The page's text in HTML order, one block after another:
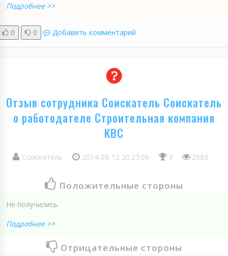
Подробнее >>
0 0 Добавить комментарий
Отзыв сотрудника Соискатель Соискатель
о работодателе Строительная компания
КВС
Соискатель 2014-08-12 20:27:06 3 2583
Положительные стороны
Не получились.
Подробнее >>
Отрицательные стороны